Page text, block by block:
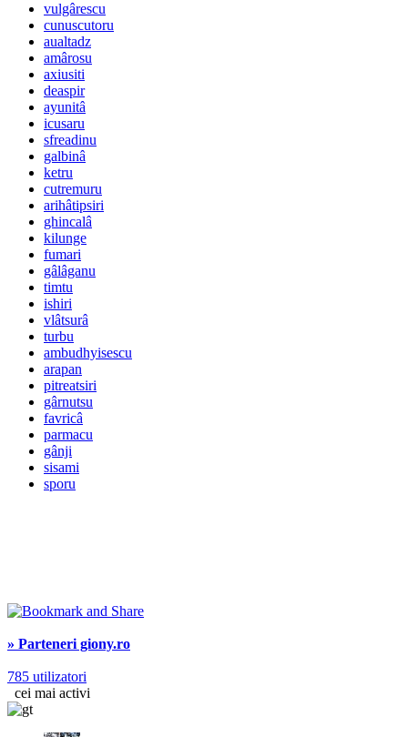
vulgârescu
cunuscutoru
aualtadz
amârosu
axiusiti
deaspir
ayunitâ
icusaru
sfreadinu
galbinâ
ketru
cutremuru
arihâtipsiri
ghincalâ
kilunge
fumari
gâlâganu
timtu
ishiri
vlâtsurâ
turbu
ambudhyisescu
arapan
pitreatsiri
gârnutsu
favricâ
parmacu
gânji
sisami
sporu
» Parteneri giony.ro
785 utilizatori
cei mai activi